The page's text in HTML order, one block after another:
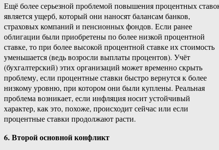
Ещё более серьезной проблемой повышения процентных
является ущерб, который они наносят балансам банков,
страховых компаний и пенсионных фондов. Если ранее
облигации были приобретены по более низкой процентной
ставке, то при более высокой процентной ставке их стоимость
уменьшается (ведь возросли выплаты процентов). Учёт
(бухгалтерский) этих организаций может временно скрыть
проблему, если процентные ставки быстро вернутся к более
низкому уровню, при котором они были куплены. Реальная
проблема возникает, если инфляция носит устойчивый
характер, как это, похоже, происходит сейчас или если
процентные ставки продолжают расти.
6. Второй основной конфликт